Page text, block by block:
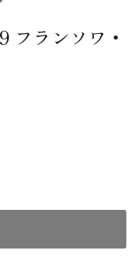
フランソワ・